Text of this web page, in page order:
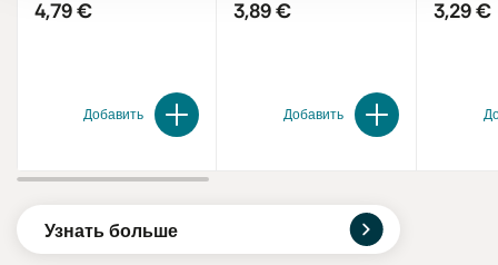
4,79 €
Добавить
3,89 €
Добавить
3,29 €
Узнать больше